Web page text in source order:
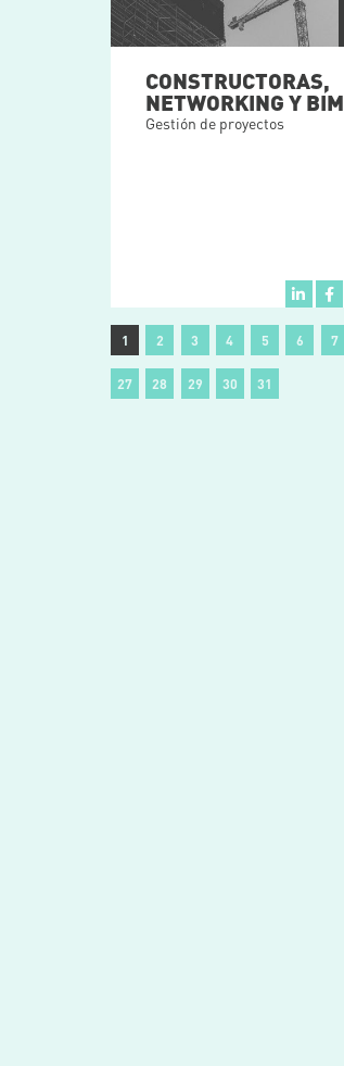
CONSTRUCTORAS,
NETWORKING Y BIM
Gestión de proyectos
1 2 3 4 5 6 7
27 28 29 30 31